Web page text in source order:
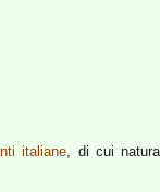
italiane, di cui